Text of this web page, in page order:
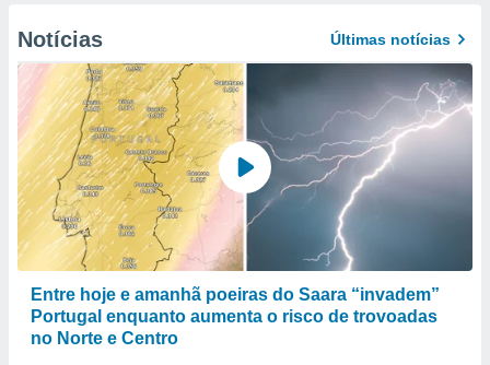
Notícias Últimas notícias
Entre hoje e amanhã poeiras do Saara “invadem”
Portugal enquanto aumenta o risco de trovoadas
no Norte e Centro